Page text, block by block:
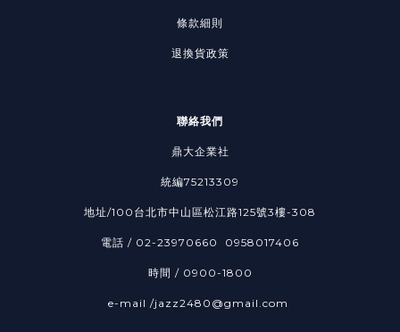
條款細則
退換貨政策
聯絡我們
鼎大企業社
統編75213309
地址/100台北市中山區松江路125號3樓-308
電話 / 02-23970660 0958017406
時間 / 0900-1800
e-mail /jazz2480@gmail.com